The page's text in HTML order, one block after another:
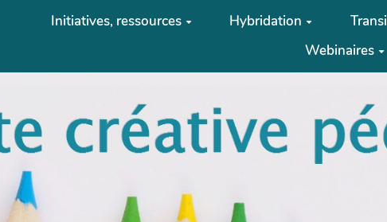
Initiatives, ressources Hybridation
Webinaires